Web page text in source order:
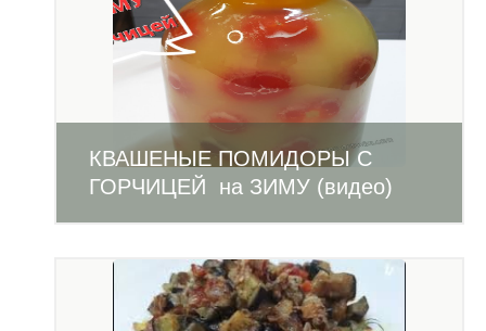
КВАШЕНЫЕ ПОМИДОРЫ С
ГОРЧИЦЕЙ на ЗИМУ (видео)